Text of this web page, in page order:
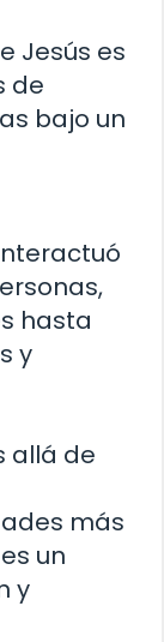
Jesús es
de
bajo un
hasta
y
allá de
más
un
y